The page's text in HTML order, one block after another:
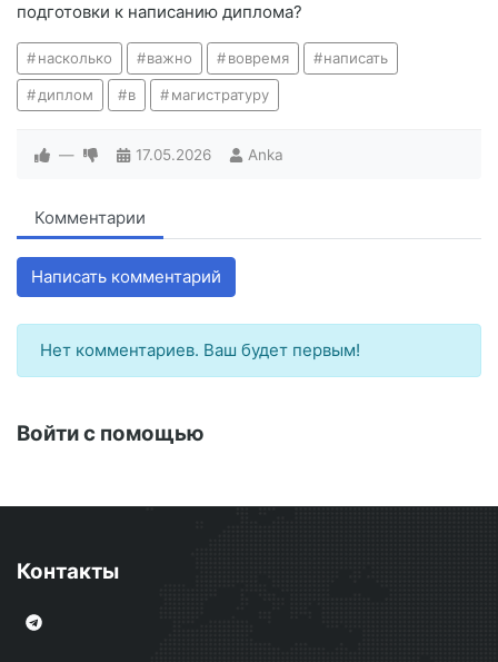
подготовки к написанию диплома?
насколько важно вовремя написать
диплом в магистратуру
— 17.05.2026 Anka
Комментарии
Написать комментарий
Нет комментариев. Ваш будет первым!
Войти с помощью
Контакты